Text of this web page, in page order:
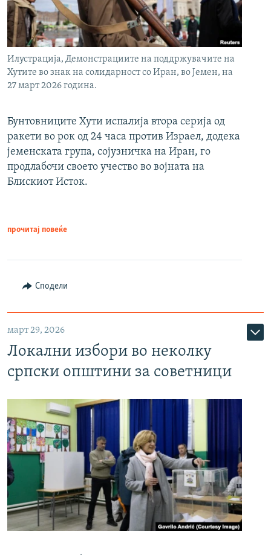
Илустрација, Демонстрациите на поддржувачите на
Хутите во знак на солидарност со Иран, во Јемен, на
27 март 2026 година.
Бунтовниците Хути испалија втора серија од
ракети во рок од 24 часа против Израел, додека
јеменската група, сојузничка на Иран, го
продлабочи своето учество во војната на
Блискиот Исток.
прочитај повеќе
Сподели
март 29, 2026
Локални избори во неколку
српски општини за советници